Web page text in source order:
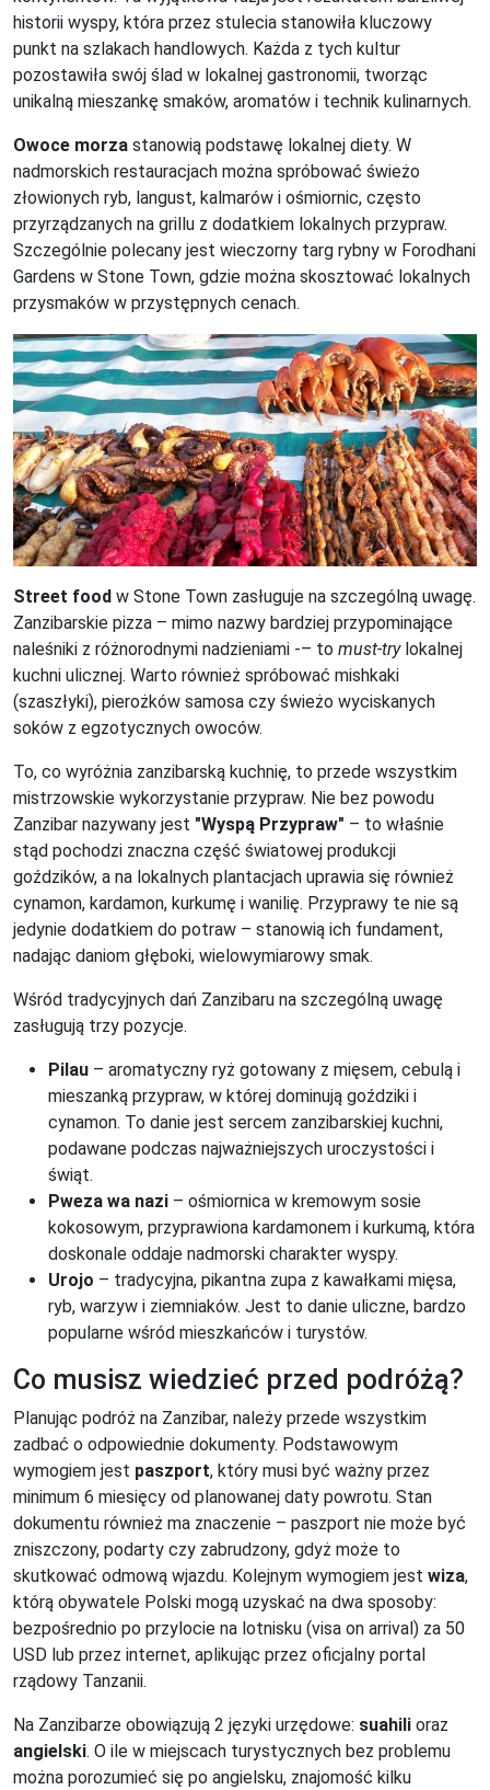
historii wyspy, która przez stulecia stanowiła kluczowy
punkt na szlakach handlowych. Każda z tych kultur
pozostawiła swój ślad w lokalnej gastronomii, tworząc
unikalną mieszankę smaków, aromatów i technik kulinarnych.
Owoce morza stanowią podstawę lokalnej diety. W
nadmorskich restauracjach można spróbować świeżo
złowionych ryb, langust, kalmarów i ośmiornic, często
przyrządzanych na grillu z dodatkiem lokalnych przypraw.
Szczególnie polecany jest wieczorny targ rybny w Forodhani
Gardens w Stone Town, gdzie można skosztować lokalnych
przysmaków w przystępnych cenach.
Street food w Stone Town zasługuje na szczególną uwagę.
Zanzibarskie pizza – mimo nazwy bardziej przypominające
naleśniki z różnorodnymi nadzieniami -– to must-trylokalnej
kuchni ulicznej. Warto również spróbować mishkaki
(szaszłyki), pierożków samosa czy świeżo wyciskanych
soków z egzotycznych owoców.
To, co wyróżnia zanzibarską kuchnię, to przede wszystkim
mistrzowskie wykorzystanie przypraw. Nie bez powodu
Zanzibar nazywany jest "Wyspą Przypraw" – to właśnie
stąd pochodzi znaczna część światowej produkcji
goździków, a na lokalnych plantacjach uprawia się również
cynamon, kardamon, kurkumę i wanilię. Przyprawy te nie są
jedynie dodatkiem do potraw – stanowią ich fundament,
nadając daniom głęboki, wielowymiarowy smak.
Wśród tradycyjnych dań Zanzibaru na szczególną uwagę
zasługują trzy pozycje.
Pilau – aromatyczny ryż gotowany z mięsem, cebulą i
mieszanką przypraw, w której dominują goździki i
cynamon. To danie jest sercem zanzibarskiej kuchni,
podawane podczas najważniejszych uroczystości i
świąt.
Pweza wa nazi – ośmiornica w kremowym sosie
kokosowym, przyprawiona kardamonem i kurkumą, która
doskonale oddaje nadmorski charakter wyspy.
Urojo – tradycyjna, pikantna zupa z kawałkami mięsa,
ryb, warzyw i ziemniaków. Jest to danie uliczne, bardzo
popularne wśród mieszkańców i turystów.
Co musisz wiedzieć przed podróżą?
Planując podróż na Zanzibar, należy przede wszystkim
zadbać o odpowiednie dokumenty. Podstawowym
wymogiem jest paszport, który musi być ważny przez
minimum 6 miesięcy od planowanej daty powrotu. Stan
dokumentu również ma znaczenie – paszport nie może być
zniszczony, podarty czy zabrudzony, gdyż może to
skutkować odmową wjazdu. Kolejnym wymogiem jest wiza,
którą obywatele Polski mogą uzyskać na dwa sposoby:
bezpośrednio po przylocie na lotnisku (visa on arrival) za 50
USD lub przez internet, aplikując przez oficjalny portal
rządowy Tanzanii.
Na Zanzibarze obowiązują 2 języki urzędowe: suahili oraz
angielski. O ile w miejscach turystycznych bez problemu
można porozumieć się po angielsku, znajomość kilku